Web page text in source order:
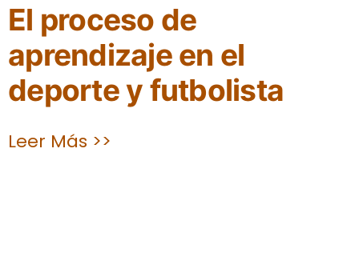
El proceso de
aprendizaje en el
deporte y futbolista
Leer Más >>